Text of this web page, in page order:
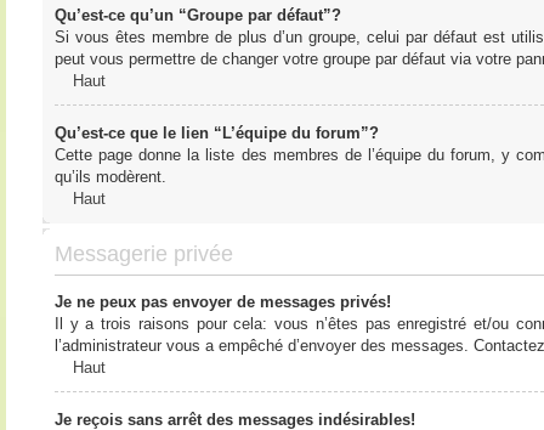
Qu’est-ce qu’un “Groupe par défaut”?
Si vous êtes membre de plus d’un groupe, celui par défaut est
peut vous permettre de changer votre groupe par défaut via votre
Haut
Qu’est-ce que le lien “L’équipe du forum”?
Cette page donne la liste des membres de l’équipe du forum, y
qu’ils modèrent.
Haut
Messagerie privée
Je ne peux pas envoyer de messages privés!
Il y a trois raisons pour cela: vous n’êtes pas enregistré et/ou
l’administrateur vous a empêché d’envoyer des messages.
Haut
Je reçois sans arrêt des messages indésirables!